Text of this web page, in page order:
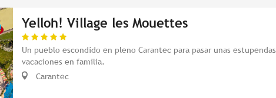
Yelloh! Village les Mouettes
Un pueblo escondido en pleno Carantec para pasar unas estupendas
vacaciones en familia.
Carantec